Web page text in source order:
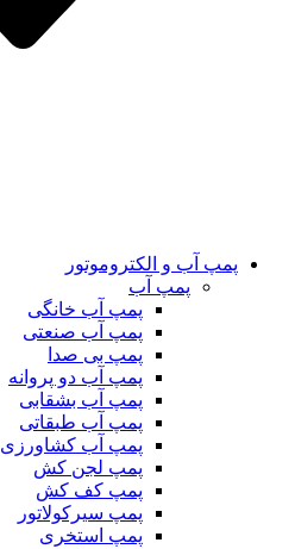
پمپ آب و الکتروموتور
پمپ آب
پمپ آب خانگی
پمپ آب صنعتی
پمپ بی صدا
پمپ آب دو پروانه
پمپ آب بشقابی
پمپ آب طبقاتی
پمپ آب کشاورزی
پمپ لجن کش
پمپ کف کش
پمپ سیرکولاتور
پمپ استخری